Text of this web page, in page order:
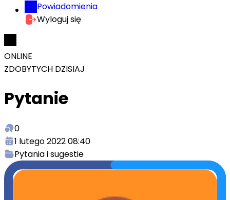
Powiadomienia
Wyloguj się
ONLINE
ZDOBYTYCH DZISIAJ
Pytanie
0
1 lutego 2022 08:40
Pytania i sugestie